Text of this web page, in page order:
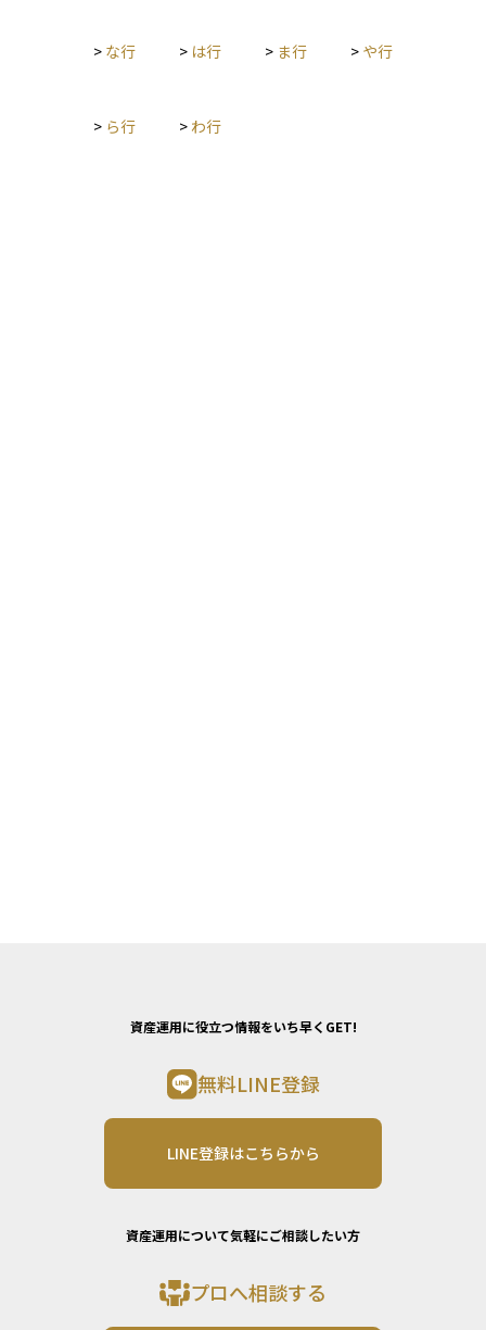
があります。適切でないベンチマークを選ぶと、誤った方向性
を示すことがあり、結果的にパフォーマンスの誤解を招くこと
> な行 > は行 > ま行 > や行
> ら行 > わ行
資産運用に役立つ情報をいち早くGET!
無料LINE登録
LINE登録はこちらから
資産運用について気軽にご相談したい方
プロへ相談する